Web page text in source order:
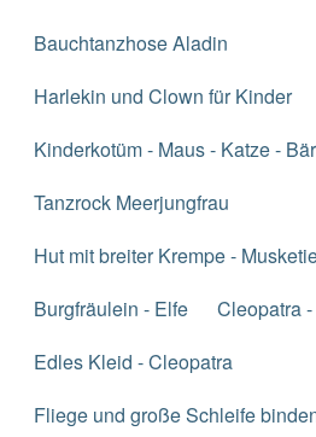
Bauchtanzhose Aladin
Harlekin und Clown für Kinder
Kinderkotüm - Maus - Katze - Bär
Tanzrock Meerjungfrau
Hut mit breiter Krempe -
Burgfräulein - Elfe
Cleopatra
Edles Kleid - Cleopatra
Fliege und große Schleife